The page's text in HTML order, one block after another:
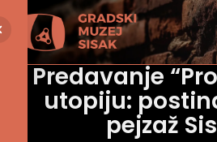
Predavanje
utopiju:
pejzaž